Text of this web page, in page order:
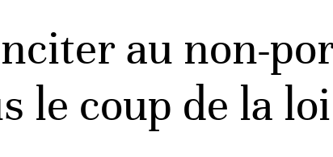
au non-
le coup de la loi